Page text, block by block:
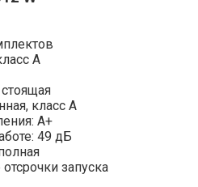
A
класс A
A+
49 дБ
запуска